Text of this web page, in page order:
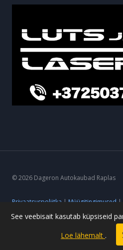
© 2026 Dageron Autokaubad Raplas
Privaatsuspoliitka | Müügitingimused |
Powered by
See veebisait kasutab küpsiseid
Loe lähemalt .